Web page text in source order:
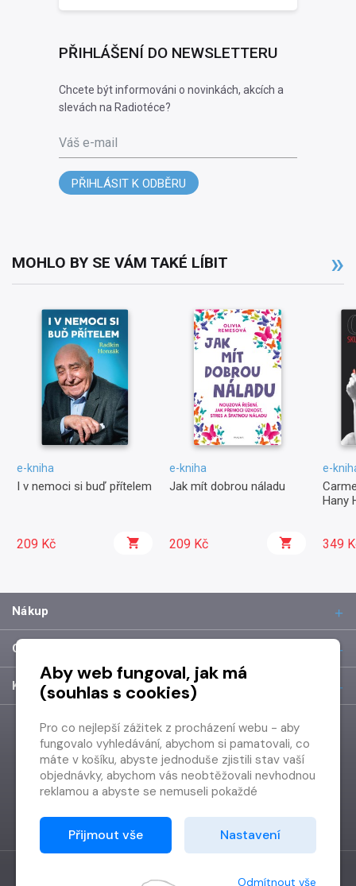
PŘIHLÁŠENÍ DO NEWSLETTERU
Chcete být informováni o novinkách, akcích a
slevách na Radiotéce?
Váš e-mail
PŘIHLÁSIT K ODBĚRU
MOHLO BY SE VÁM TAKÉ LÍBIT
e-kniha
I v nemoci si buď přítelem
209 Kč
e-kniha
Jak mít dobrou náladu
209 Kč
e-
Hany
349
Nákup
O společnosti
Kontakt
Aby web fungoval, jak má
(souhlas s cookies)
Pro co nejlepší zážitek z procházení webu - aby
fungovalo vyhledávání, abychom si pamatovali, co
máte v košíku, abyste jednoduše zjistili stav vaší
objednávky, abychom vás neobtěžovali nevhodnou
reklamou a abyste se nemuseli pokaždé
Proto od vás potřebujeme souhlas se
zpracováním souborů cookies
Děkujeme, že nám ho dáte a pomůžete nám tak
Přijmout vše Nastavení
Odmítnout vše